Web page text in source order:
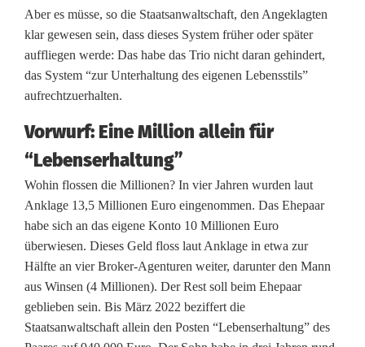
Aber es müsse, so die Staatsanwaltschaft, den Angeklagten
klar gewesen sein, dass dieses System früher oder später
auffliegen werde: Das habe das Trio nicht daran gehindert,
das System “zur Unterhaltung des eigenen Lebensstils”
aufrechtzuerhalten.
Vorwurf: Eine Million allein für
“Lebenserhaltung”
Wohin flossen die Millionen? In vier Jahren wurden laut
Anklage 13,5 Millionen Euro eingenommen. Das Ehepaar
habe sich an das eigene Konto 10 Millionen Euro
überwiesen. Dieses Geld floss laut Anklage in etwa zur
Hälfte an vier Broker-Agenturen weiter, darunter den Mann
aus Winsen (4 Millionen). Der Rest soll beim Ehepaar
geblieben sein. Bis März 2022 beziffert die
Staatsanwaltschaft allein den Posten “Lebenserhaltung” des